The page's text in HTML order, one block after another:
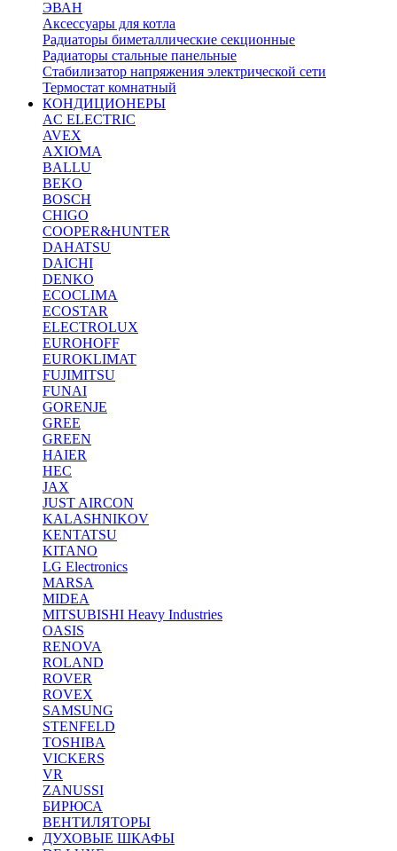
ЭВАН
Аксессуары для котла
Радиаторы биметаллические секционные
Радиаторы стальные панельные
Стабилизатор напряжения электрической сети
Термостат комнатный
КОНДИЦИОНЕРЫ
AC ELECTRIC
AVEX
AXIOMA
BALLU
BEKO
BOSCH
CHIGO
COOPER&HUNTER
DAHATSU
DAICHI
DENKO
ECOCLIMA
ECOSTAR
ELECTROLUX
EUROHOFF
EUROKLIMAT
FUJIMITSU
FUNAI
GORENJE
GREE
GREEN
HAIER
HEC
JAX
JUST AIRCON
KALASHNIKOV
KENTATSU
KITANO
LG Electronics
MARSA
MIDEA
MITSUBISHI Heavy Industries
OASIS
RENOVA
ROLAND
ROVER
ROVEX
SAMSUNG
STENFELD
TOSHIBA
VICKERS
VR
ZANUSSI
БИРЮСА
ВЕНТИЛЯТОРЫ
ДУХОВЫЕ ШКАФЫ